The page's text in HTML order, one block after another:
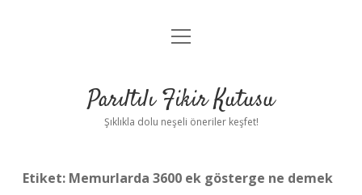
Anasayfa
Yasal Uyarı
menüyü
Parıltılı Fikir Kutusu
Şıklıkla dolu neşeli öneriler keşfet!
Etiket: Memurlarda 3600 ek gösterge ne demek